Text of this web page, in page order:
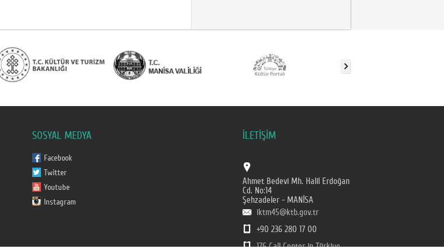
SOSYAL MEDYA
Facebook
Twitter
Youtube
Instagram
İLETİŞİM
Ahmet Bedevi Mh. Halil Erdoğan
Cd. No:14
Şehzadeler - MANİSA
iktm45@ktb.gov.tr
+90 236 280 17 00
176 Call Center in Türkiye